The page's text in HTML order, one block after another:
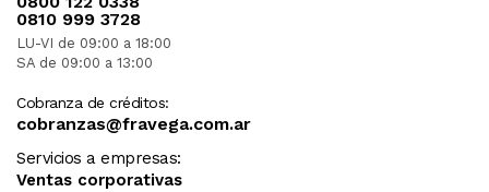
0810 999 3728
LU-VI de 09:00 a 18:00
SA de 09:00 a 13:00
Cobranza de créditos:
cobranzas@fravega.com.ar
Servicios a empresas:
Ventas corporativas